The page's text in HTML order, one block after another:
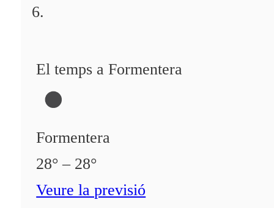
El temps a Formentera
Formentera
28° – 28°
Veure la previsió